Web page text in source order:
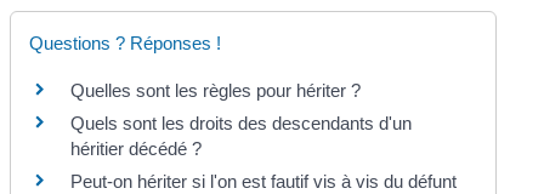
Questions ? Réponses !
Quelles sont les règles pour hériter ?
Quels sont les droits des descendants d'un
héritier décédé ?
Peut-on hériter si l'on est fautif vis à vis du défunt